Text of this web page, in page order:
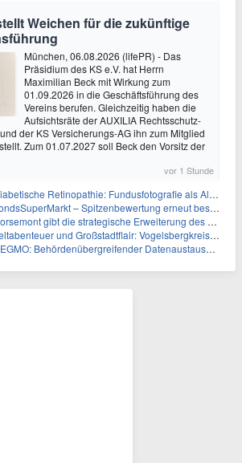
Weichen für die zukünftige
München, 06.08.2026 (lifePR) - Das
Präsidium des KS e.V. hat Herrn
Maximilian Beck mit Wirkung zum
01.09.2026 in die Geschäftsführung des
Vereins berufen. Gleichzeitig haben die
Aufsichtsräte der AUXILIA Rechtsschutz-
der KS Versicherungs-AG ihn zum Mitglied
Zum 01.07.2027 soll Beck den Vorsitz der
vor 1 Stunde
Retinopathie: Fundusfotografie als Alternative zur Ophthalmoskopie
– Spitzenbewertung erneut bestätigt
gibt die strategische Erweiterung des Konzessionspakets Choquelimpie auf 9.048 Hektar bekannt
und Großstadtflair: Vogelsbergkreis blickt auf zwei erfolgreiche Sommerfreizeiten zurück
Behördenübergreifender Datenaustausch für Millionen Bürger:innen – Teil 1